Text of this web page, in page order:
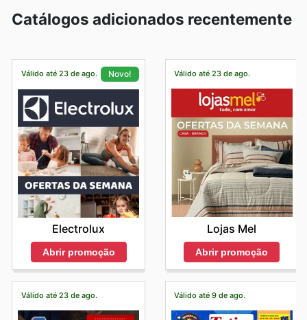
Catálogos adicionados recentemente
Válido até 23 de ago. Novo!
Electrolux
Abrir promoção
Válido até 23 de ago.
Lojas Mel
Abrir promoção
Válido até 23 de ago. Válido até 9 de ago.